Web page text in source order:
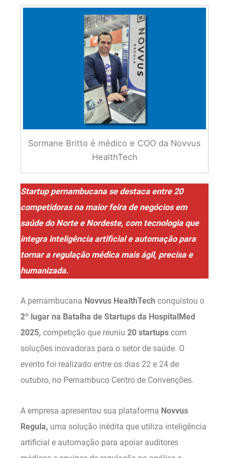
Sormane Britto é médico e COO da Novvus
HealthTech
Startup pernambucana se destaca entre 20
competidoras na maior feira de negócios em
saúde do Norte e Nordeste, com tecnologia que
integra inteligência artificial e automação para
tornar a regulação médica mais ágil, precisa e
humanizada.
A pernambucana Novvus HealthTech conquistou o
2º lugar na Batalha de Startups da HospitalMed
2025, competição que reuniu 20 startups com
soluções inovadoras para o setor de saúde. O
evento foi realizado entre os dias 22 e 24 de
outubro, no Pernambuco Centro de Convenções.
A empresa apresentou sua plataforma Novvus
Regula, uma solução inédita que utiliza inteligência
artificial e automação para apoiar auditores